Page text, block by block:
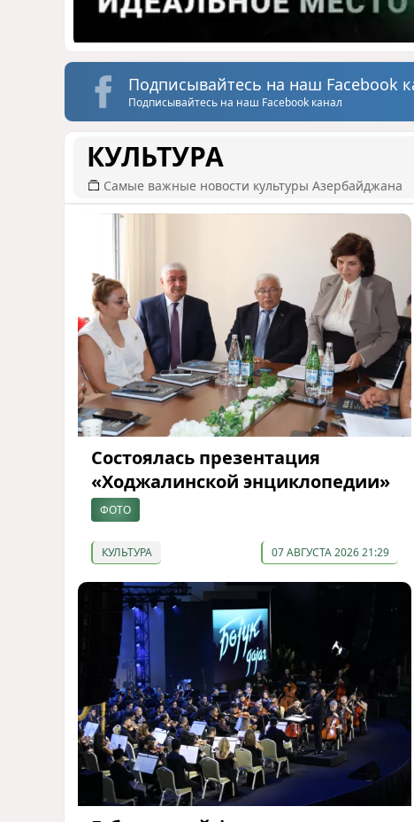
Подписывайтесь на наш Facebook
Подписывайтесь на наш Facebook канал
КУЛЬТУРА
Самые важные новости культуры Азербайджана
Состоялась презентация
«Ходжалинской энциклопедии»
ФОТО
КУЛЬТУРА 07 АВГУСТА 2026 21:29